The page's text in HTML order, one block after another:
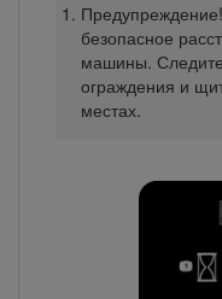
безопасное
машины.
ограждения и
местах.